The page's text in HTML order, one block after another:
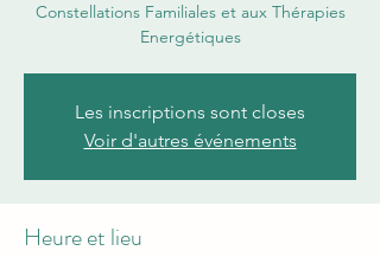
Constellations Familiales et aux Thérapies
Energétiques
Les inscriptions sont closes
Voir d'autres événements
Heure et lieu